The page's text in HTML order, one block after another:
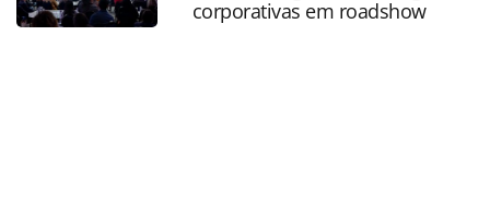
autoral. Não reproduza o conteúdo sem autorização da
corporativas em roadshow